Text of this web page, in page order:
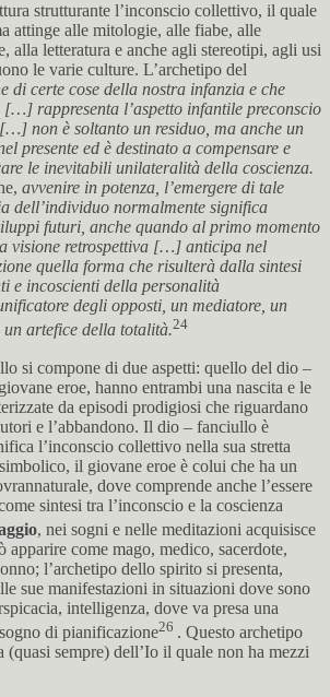
strutturante l’inconscio collettivo, il quale
attinge alle mitologie, alle fiabe, alle
alla letteratura e anche agli stereotipi, agli usi
le varie culture. L’archetipo del
di certe cose della nostra infanzia e che
rappresenta l’aspetto infantile preconscio
[…] non è soltanto un residuo, ma anche un
presente ed è destinato a compensare e
le inevitabili unilateralità della coscienza.
avvenire in potenza, l’emergere di tale
dell’individuo normalmente significa
futuri, anche quando al primo momento
visione retrospettiva […] anticipa nel
quella forma che risulterà dalla sintesi
e incoscienti della personalità
degli opposti, un mediatore, un
un artefice della totalità.24
si compone di due aspetti: quello del dio –
eroe, hanno entrambi una nascita e le
da episodi prodigiosi che riguardano
e l’abbandono. Il dio – fanciullo è
l’inconscio collettivo nella sua stretta
il giovane eroe è colui che ha un
dove comprende anche l’essere
sintesi tra l’inconscio e la coscienza
, nei sogni e nelle meditazioni acquisisce
apparire come mago, medico, sacerdote,
l’archetipo dello spirito si presenta,
sue manifestazioni in situazioni dove sono
intelligenza, dove va presa una
di pianificazione26 . Questo archetipo
(quasi sempre) dell’Io il quale non ha mezzi